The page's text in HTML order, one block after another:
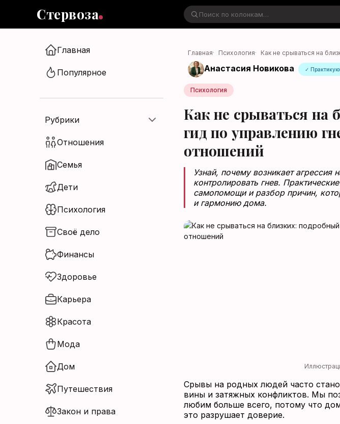
Стервоза
Стервоза
Главная
Популярное
Рубрики
Отношения
Семья
Дети
Психология
Своё дело
Финансы
Здоровье
Карьера
Красота
Мода
Дом
Путешествия
Закон и права
Главная· Психология· Как не срываться на
Анастасия Новикова ✓
Психология
Как не срываться на
гид по управлению
отношений
Узнай, почему возникает агрессия
контролировать гнев.
самопомощи и разбор причин,
и гармонию дома.
Срывы на родных людей часто
вины и затяжных конфликтов. Мы
любим больше всего, потому что
это разрушает доверие.